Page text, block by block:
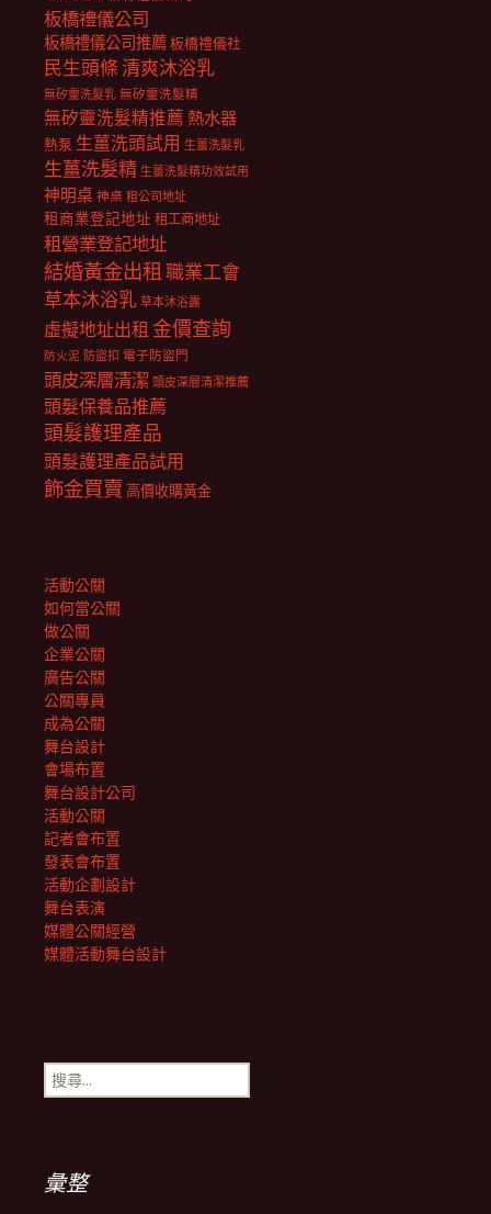
板橋禮儀公司
板橋禮儀公司推薦板橋禮儀社
民生頭條清爽沐浴乳
無矽靈洗髮乳 無矽靈洗髮精
無矽靈洗髮精推薦 熱水器
熱泵 生薑洗頭試用 生薑洗髮乳
生薑洗髮精 生薑洗髮精功效試用
神明桌 神桌 租公司地址
租商業登記地址 租工商地址
租營業登記地址
結婚黃金出租職業工會
草本沐浴乳 草本沐浴露
虛擬地址出租 金價查詢
防火泥 防盜扣 電子防盜門
頭皮深層清潔 頭皮深層清潔推薦
頭髮保養品推薦
頭髮護理產品
頭髮護理產品試用
飾金買賣 高價收購黃金
活動公關
如何當公關
做公關
企業公關
廣告公關
公關專員
成為公關
舞台設計
會場布置
舞台設計公司
活動公關
記者會布置
發表會布置
活動企劃設計
舞台表演
媒體公關經營
媒體活動舞台設計
搜
尋
彙整